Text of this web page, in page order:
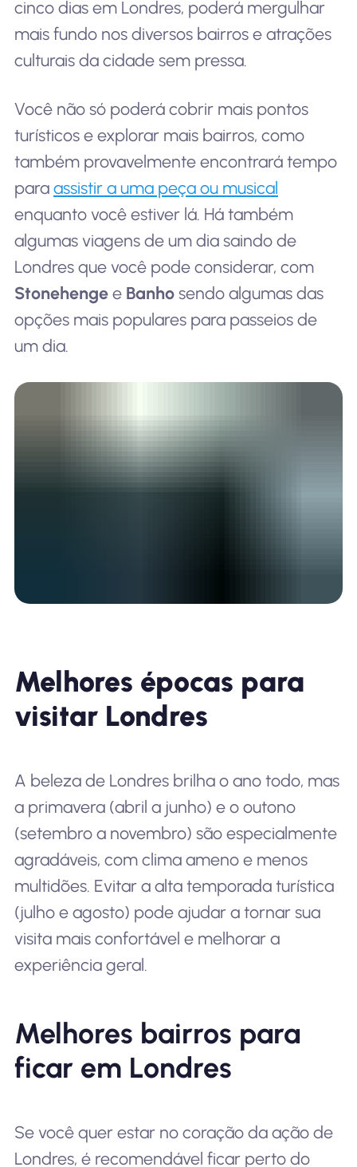
cinco dias em Londres, poderá mergulhar
mais fundo nos diversos bairros e atrações
culturais da cidade sem pressa.
Você não só poderá cobrir mais pontos
turísticos e explorar mais bairros, como
também provavelmente encontrará tempo
para assistir a uma peça ou musical
enquanto você estiver lá. Há também
algumas viagens de um dia saindo de
Londres que você pode considerar, com
Stonehengee Banhosendo algumas das
opções mais populares para passeios de
um dia.
Melhores épocas para
visitar Londres
A beleza de Londres brilha o ano todo, mas
a primavera (abril a junho) e o outono
(setembro a novembro) são especialmente
agradáveis, com clima ameno e menos
multidões. Evitar a alta temporada turística
(julho e agosto) pode ajudar a tornar sua
visita mais confortável e melhorar a
experiência geral.
Melhores bairros para
ficar em Londres
Se você quer estar no coração da ação de
Londres, é recomendável ficar perto do